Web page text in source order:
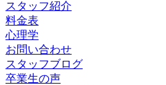
スタッフ紹介
料金表
心理学
お問い合わせ
スタッフブログ
卒業生の声